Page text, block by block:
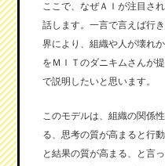
ここで、なぜＡＩが注目さ
話します。一言で言えば行
界により、組織や人が壊れ
をＭＩＴのダニキムさんが
で説明したいと思います。
このモデルは、組織の関係
る、思考の質が高まると行
と結果の質が高まる、と言